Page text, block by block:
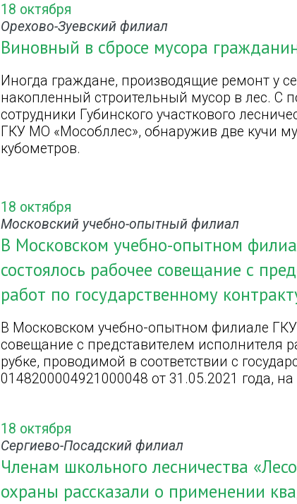
18 октября
Орехово-Зуевский филиал
Виновный в сбросе мусора
Иногда граждане, производящие ремонт у
накопленный строительный мусор в лес. С
сотрудники Губинского участкового
ГКУ МО «Мособллес», обнаружив две кучи
кубометров.
18 октября
Московский учебно-опытный филиал
В Московском учебно-опытном
состоялось рабочее совещание с
работ по государственному
В Московском учебно-опытном филиале
совещание с представителем исполнителя
рубке, проводимой в соответствии с
0148200004921000048 от 31.05.2021 года,
18 октября
Сергиево-Посадский филиал
Членам школьного лесничества
охраны рассказали о применении